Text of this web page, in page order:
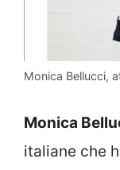
Monica Bellucci,
Monica
italiane che